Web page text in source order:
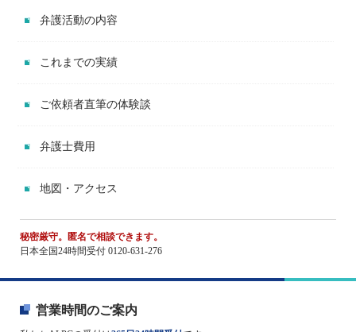
弁護活動の内容
これまでの実績
ご依頼者直筆の体験談
弁護士費用
地図・アクセス
秘密厳守。匿名で相談できます。
日本全国24時間受付 0120-631-276
営業時間のご案内